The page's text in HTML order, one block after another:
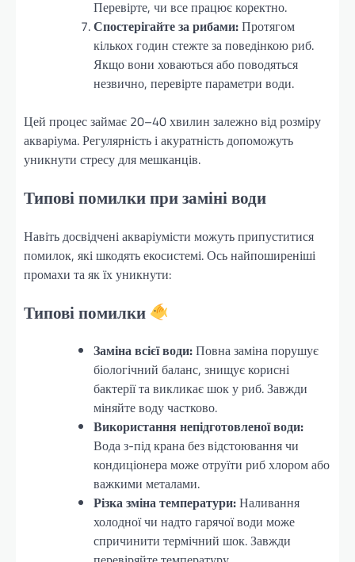
Перевірте, чи все працює коректно.
Спостерігайте за рибами:Протягом
кількох годин стежте за поведінкою риб.
Якщо вони ховаються або поводяться
незвично, перевірте параметри води.
Цей процес займає 20–40 хвилин залежно від розміру
акваріума. Регулярність і акуратність допоможуть
уникнути стресу для мешканців.
Типові помилки при заміні води
Навіть досвідчені акваріумісти можуть припуститися
помилок, які шкодять екосистемі. Ось найпоширеніші
промахи та як їх уникнути:
Типові помилки
Заміна всієї води:Повна заміна порушує
біологічний баланс, знищує корисні
бактерії та викликає шок у риб. Завжди
міняйте воду частково.
Використання непідготовленої води:
Вода з-під крана без відстоювання чи
кондиціонера може отруїти риб хлором або
важкими металами.
Різка зміна температури:Наливання
холодної чи надто гарячої води може
спричинити термічний шок. Завжди